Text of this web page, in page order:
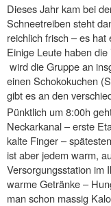
Dieses Jahr kam bei
Schneetreiben steht
reichlich frisch – es
Einige Leute haben
wird die Gruppe an
einen Schokokuchen
gibt es an den
Pünktlich um 8:00h
Neckarkanal – erste
kalte Finger –
ist aber jedem warm,
Versorgungsstation im
warme Getränke –
man schon massig